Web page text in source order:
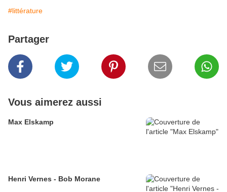
#littérature
Partager
Vous aimerez aussi
Max Elskamp
Henri Vernes - Bob Morane